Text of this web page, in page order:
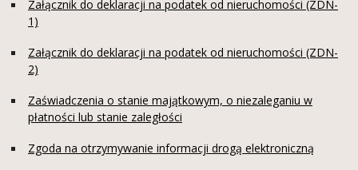
Załącznik do deklaracji na podatek od nieruchomości (ZDN-
1)
Załącznik do deklaracji na podatek od nieruchomości (ZDN-
2)
Zaświadczenia o stanie majątkowym, o niezaleganiu w
płatności lub stanie zaległości
Zgoda na otrzymywanie informacji drogą elektroniczną